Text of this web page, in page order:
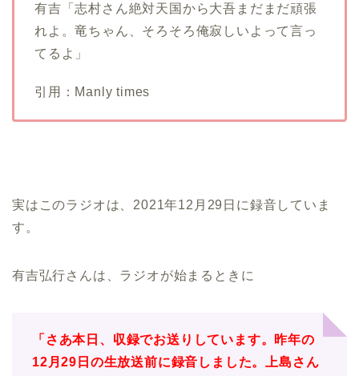
有吉「志村さん絶対天国から大吾まだまだ頑張
れよ。竜ちゃん、そろそろ俺寂しいよって言っ
てるよ」
引用： Manly times
実はこのラジオは、2021年12月29日に録音していま
す。
有吉弘行さんは、ラジオが始まるときに
「さあ本日、収録でお送りしています。昨年の
12月29日の生放送前に録音しました。上島さん